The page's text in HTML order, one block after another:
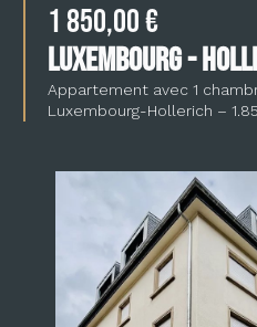
1 850,00 €
LUXEMBOURG -
Appartement avec 1
Luxembourg-Hollerich –